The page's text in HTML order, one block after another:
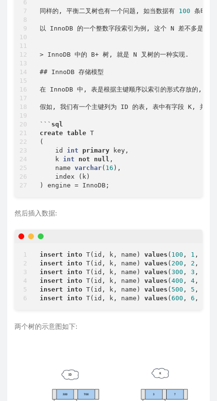
同样的, 平衡二叉树也有一个问题, 如当数据有 100 条时,
以 InnoDB 的一个整数字段索引为例, 这个 N 差不多是
> InnoDB 中的 B+ 树, 就是 N 叉树的一种实现.
## InnoDB 存储模型
在 InnoDB 中, 表是根据主键顺序以索引的形式存放的,
假如, 我们有一个主键列为 ID 的表, 表中有字段 K, 并且
``` sql
create table T
(
    id
int primary key,
    k
int not null ,
    name
varchar( 16 ),
    index (k)
) engine =
然后插入数据:
insert into T(id, k, name) values ( 100 , 1
insert
into T(id, k, name) values ( 200 , 2
insert
into T(id, k, name) values ( 300 , 3
insert
into T(id, k, name) values ( 400 , 4
insert
into T(id, k, name) values ( 500 , 5
insert
into T(id, k, name) values ( 600 , 6
两个树的示意图如下: